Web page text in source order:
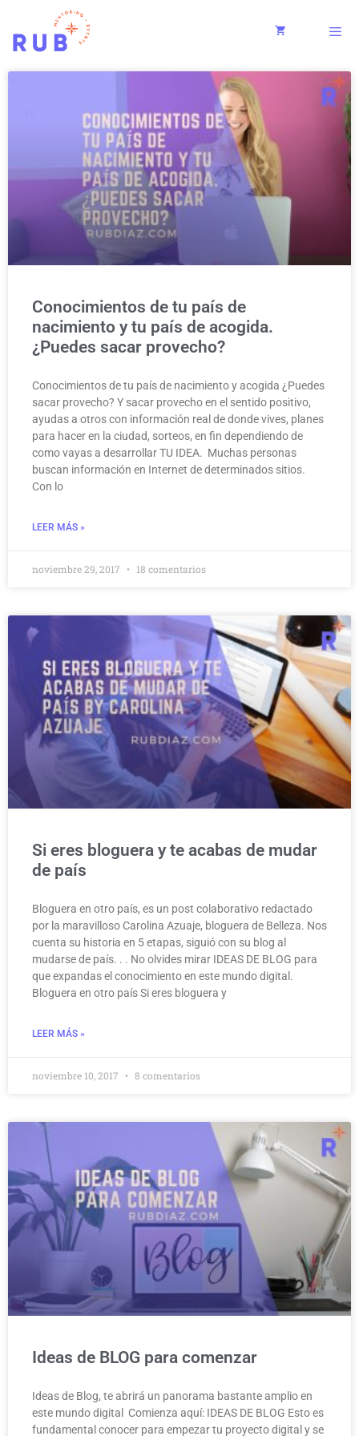
Conocimientos de tu país de
nacimiento y tu país de acogida.
¿Puedes sacar provecho?
Conocimientos de tu país de nacimiento y acogida ¿Puedes
sacar provecho? Y sacar provecho en el sentido positivo,
ayudas a otros con información real de donde vives, planes
para hacer en la ciudad, sorteos, en fin dependiendo de
como vayas a desarrollar TU IDEA. Muchas personas
buscan información en Internet de determinados sitios.
Con lo
LEER MÁS »
noviembre 29, 2017 18 comentarios
Si eres bloguera y te acabas de mudar
de país
Bloguera en otro país, es un post colaborativo redactado
por la maravilloso Carolina Azuaje, bloguera de Belleza. Nos
cuenta su historia en 5 etapas, siguió con su blog al
mudarse de país. . . No olvides mirar IDEAS DE BLOG para
que expandas el conocimiento en este mundo digital.
Bloguera en otro país Si eres bloguera y
LEER MÁS »
noviembre 10, 2017 8 comentarios
Ideas de BLOG para comenzar
Ideas de Blog, te abrirá un panorama bastante amplio en
este mundo digital Comienza aquí: IDEAS DE BLOG Esto es
fundamental conocer para empezar tu proyecto digital y se